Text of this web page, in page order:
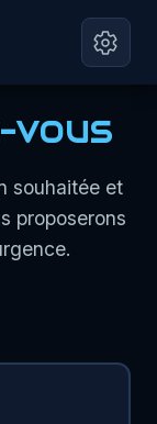
VOUS
souhaitée et
proposerons